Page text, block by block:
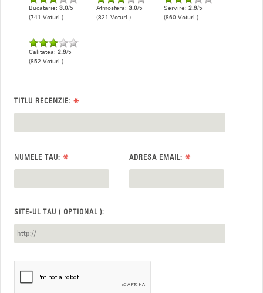
Bucatarie: 3.0/5
(741 Voturi )
Atmosfera: 3.0/5
(821 Voturi )
Servire: 2.9/5
(860 Voturi )
Calitatea: 2.9/5
(852 Voturi )
TITLU RECENZIE: *
NUMELE TAU: * ADRESA EMAIL: *
SITE-UL TAU ( OPTIONAL ):